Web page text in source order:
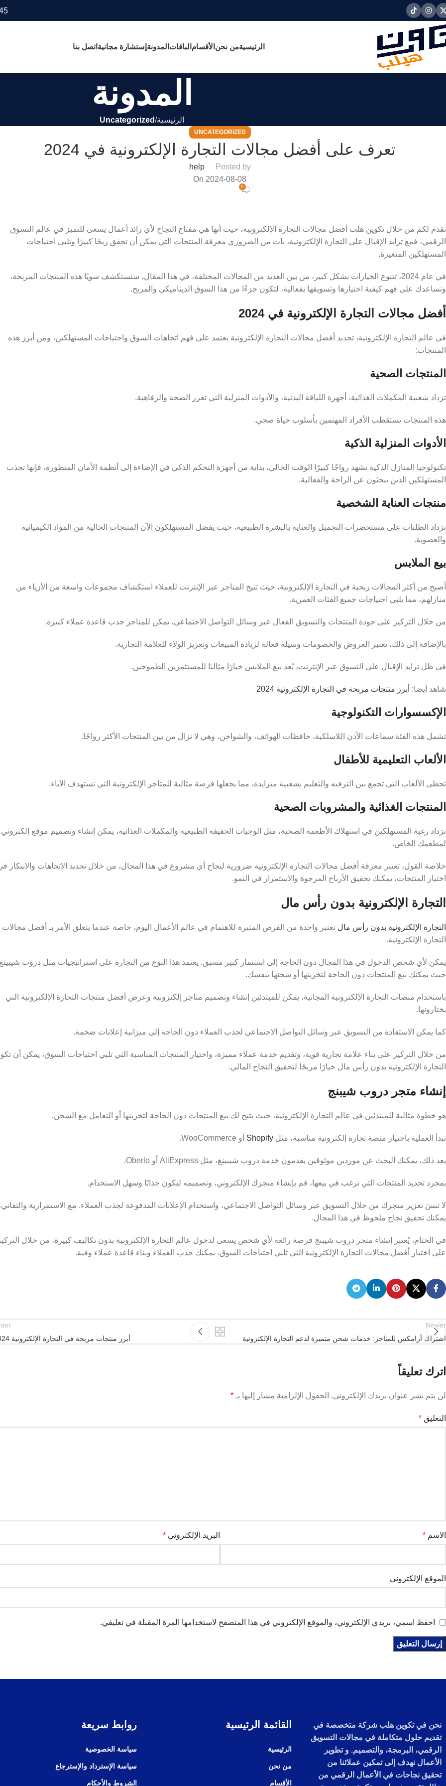
الرئيسيةمن نحن الأقسام الباقات المدونة إستشارة مجانية اتصل بنا
المدونة
الرئيسية Uncategorized
UNCATEGORIZED
تعرف على أفضل مجالات التجارة الإلكترونية في 2024
Posted by
help
On 2024-08-08
0
نقدم لكم من خلال تكوين هلب أفضل مجالات التجارة الإلكترونية، حيث أنها هي مفتاح النجاح لأي رائد أعمال يسعى للتميز في عالم التسوق
الرقمي، فمع تزايد الإقبال على التجارة الإلكترونية، بات من الضروري معرفة المنتجات التي يمكن أن تحقق ربحًا كبيرًا وتلبي احتياجات
المستهلكين المتغيرة.
في عام 2024، تتنوع الخيارات بشكل كبير، من بين العديد من المجالات المختلفة، في هذا المقال، سنستكشف سويًا هذه المنتجات المربحة،
ونساعدك على فهم كيفية اختيارها وتسويقها بفعالية، لتكون جزءًا من هذا السوق الديناميكي والمربح.
أفضل مجالات التجارة الإلكترونية في 2024
في عالم التجارة الإلكترونية، تحديد أفضل مجالات التجارة الإلكترونية يعتمد على فهم اتجاهات السوق واحتياجات المستهلكين، ومن أبرز هذه
المنتجات:
المنتجات الصحية
تزداد شعبية المكملات الغذائية، أجهزة اللياقة البدنية، والأدوات المنزلية التي تعزز الصحة والرفاهية.
هذه المنتجات تستقطب الأفراد المهتمين بأسلوب حياة صحي.
الأدوات المنزلية الذكية
تكنولوجيا المنازل الذكية تشهد رواجًا كبيرًا الوقت الحالي، بداية من أجهزة التحكم الذكي في الإضاءة إلى أنظمة الأمان المتطورة، فإنها تجذب
المستهلكين الذين يبحثون عن الراحة والفعالية.
منتجات العناية الشخصية
تزداد الطلبات على مستحضرات التجميل والعناية بالبشرة الطبيعية، حيث يفضل المستهلكون الآن المنتجات الخالية من المواد الكيميائية
والعضوية.
بيع الملابس
أصبح من أكثر المجالات ربحية في التجارة الإلكترونية، حيث تتيح المتاجر عبر الإنترنت للعملاء استكشاف مجموعات واسعة من الأزياء من
منازلهم، مما يلبي احتياجات جميع الفئات العمرية.
من خلال التركيز على جودة المنتجات والتسويق الفعال عبر وسائل التواصل الاجتماعي، يمكن للمتاجر جذب قاعدة عملاء كبيرة.
بالإضافة إلى ذلك، تعتبر العروض والخصومات وسيلة فعالة لزيادة المبيعات وتعزيز الولاء للعلامة التجارية.
في ظل تزايد الإقبال على التسوق عبر الإنترنت، يُعد بيع الملابس خيارًا مثاليًا للمستثمرين الطموحين.
شاهد أيضا: أبرز منتجات مربحة في التجارة الإلكترونية 2024
الإكسسوارات التكنولوجية
تشمل هذه الفئة سماعات الأذن اللاسلكية، حافظات الهواتف، والشواحن، وهي لا تزال من بين المنتجات الأكثر رواجًا.
الألعاب التعليمية للأطفال
تحظى الألعاب التي تجمع بين الترفيه والتعليم بشعبية متزايدة، مما يجعلها فرصة مثالية للمتاجر الإلكترونية التي تستهدف الآباء.
المنتجات الغذائية والمشروبات الصحية
تزداد رغبة المستهلكين في استهلاك الأطعمة الصحية، مثل الوجبات الخفيفة الطبيعية والمكملات الغذائية، يمكن إنشاء وتصميم موقع إلكتروني
لمطعمك الخاص.
خلاصة القول، تعتبر معرفة أفضل مجالات التجارة الإلكترونية ضرورية لنجاح أي مشروع في هذا المجال، من خلال تحديد الاتجاهات والابتكار
اختيار المنتجات، يمكنك تحقيق الأرباح المرجوة والاستمرار في النمو.
التجارة الإلكترونية بدون رأس مال
التجارة الإلكترونية بدون رأس مال تعتبر واحدة من الفرص المثيرة للاهتمام في عالم الأعمال اليوم، خاصة عندما يتعلق الأمر بـ أفضل مجالات
التجارة الإلكترونية.
يمكن لأي شخص الدخول في هذا المجال دون الحاجة إلى استثمار كبير مسبق. يعتمد هذا النوع من التجارة على استراتيجيات مثل دروب
حيث يمكنك بيع المنتجات دون الحاجة لتخزينها أو شحنها بنفسك.
باستخدام منصات التجارة الإلكترونية المجانية، يمكن للمبتدئين إنشاء وتصميم متاجر إلكترونية وعرض أفضل منتجات التجارة الإلكترونية التي
يختارونها.
كما يمكن الاستفادة من التسويق عبر وسائل التواصل الاجتماعي لجذب العملاء دون الحاجة إلى ميزانية إعلانات ضخمة.
من خلال التركيز على بناء علامة تجارية قوية، وتقديم خدمة عملاء مميزة، واختيار المنتجات المناسبة التي تلبي احتياجات السوق، يمكن أن
التجارة الإلكترونية بدون رأس مال خيارًا مربحًا لتحقيق النجاح المالي.
إنشاء متجر دروب شيبنج
هو خطوة مثالية للمبتدئين في عالم التجارة الإلكترونية، حيث يتيح لك بيع المنتجات دون الحاجة لتخزينها أو التعامل مع الشحن.
تبدأ العملية باختيار منصة تجارة إلكترونية مناسبة، مثل Shopify أو WooCommerce.
بعد ذلك، يمكنك البحث عن موردين موثوقين يقدمون خدمة دروب شيبينغ، مثل AliExpress أو Oberlo.
بمجرد تحديد المنتجات التي ترغب في بيعها، قم بإنشاء متجرك الإلكتروني، وتصميمه ليكون جذابًا وسهل الاستخدام.
لا تنسَ تعزيز متجرك من خلال التسويق عبر وسائل التواصل الاجتماعي، واستخدام الإعلانات المدفوعة لجذب العملاء. مع الاستمرارية
يمكنك تحقيق نجاح ملحوظ في هذا المجال.
في الختام، يُعتبر إنشاء متجر دروب شيبنج فرصة رائعة لأي شخص يسعى لدخول عالم التجارة الإلكترونية بدون تكاليف كبيرة، من خلال
على اختيار أفضل مجالات التجارة الإلكترونية التي تلبي احتياجات السوق، يمكنك جذب العملاء وبناء قاعدة عملاء وفية.
Newer
اشتراك أرامكس للمتاجر: خدمات شحن متميزة لدعم التجارة الإلكترونية
أبرز منتجات مربحة في التجارة الإلكترونية 2024
اترك تعليقاً
لن يتم نشر عنوان بريدك الإلكتروني. الحقول الإلزامية مشار إليها بـ *
التعليق *
الاسم * البريد الإلكتروني*
الموقع الإلكتروني
احفظ اسمي، بريدي الإلكتروني، والموقع الإلكتروني في هذا المتصفح لاستخدامها المرة المقبلة في تعليقي.
نحن في تكوين هلب شركة متخصصة في
تقديم حلول متكاملة في مجالات التسويق
الرقمي، البرمجة، والتصميم. و تطوير
الأعمال نهدف إلى تمكين عملائنا من
تحقيق نجاحات في الأعمال الرقمي من
القائمة الرئيسية
الرئيسية
من نحن
الأقسام
روابط سريعة
سياسة الخصوصية
سياسة الإسترداد والإسترجاع
الشروط والأحكام